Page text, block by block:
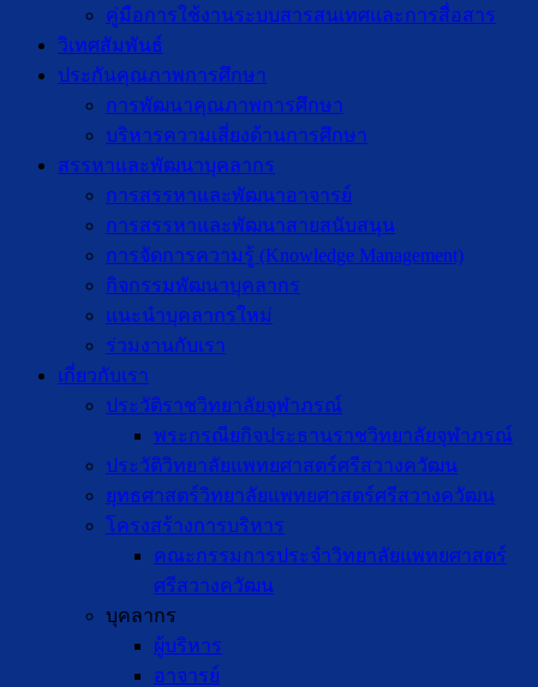
คู่มือการใช้งานระบบสารสนเทศและการสื่อสาร
วิเทศสัมพันธ์
ประกันคุณภาพการศึกษา
การพัฒนาคุณภาพการศึกษา
บริหารความเสี่ยงด้านการศึกษา
สรรหาและพัฒนาบุคลากร
การสรรหาและพัฒนาอาจารย์
การสรรหาและพัฒนาสายสนับสนุน
การจัดการความรู้ (Knowledge Management)
กิจกรรมพัฒนาบุคลากร
แนะนำบุคลากรใหม่
ร่วมงานกับเรา
เกี่ยวกับเรา
ประวัติราชวิทยาลัยจุฬาภรณ์
พระกรณียกิจประธานราชวิทยาลัยจุฬาภรณ์
ประวัติวิทยาลัยแพทยศาสตร์ศรีสวางควัฒน
ยุทธศาสตร์วิทยาลัยแพทยศาสตร์ศรีสวางควัฒน
โครงสร้างการบริหาร
คณะกรรมการประจำวิทยาลัยแพทยศาสตร์
ศรีสวางควัฒน
บุคลากร
ผู้บริหาร
อาจารย์